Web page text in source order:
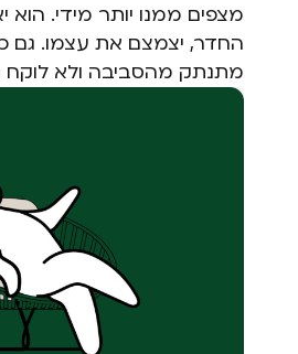
מצפים ממנו יותר מידי. הוא
החדר, יצמצם את עצמו. גם
מתנתק מהסביבה ולא לוקח